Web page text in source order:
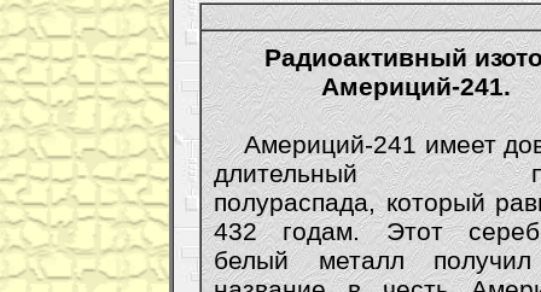
Радиоактивный
Америций-241.
Америций-241 имеет
длительный
полураспада, который
432 годам. Этот
белый металл